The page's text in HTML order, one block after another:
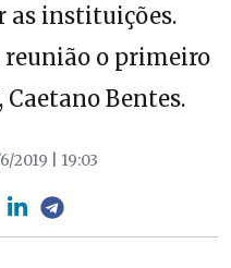
as instituições.
o primeiro
Bentes.
2019 | 19:03